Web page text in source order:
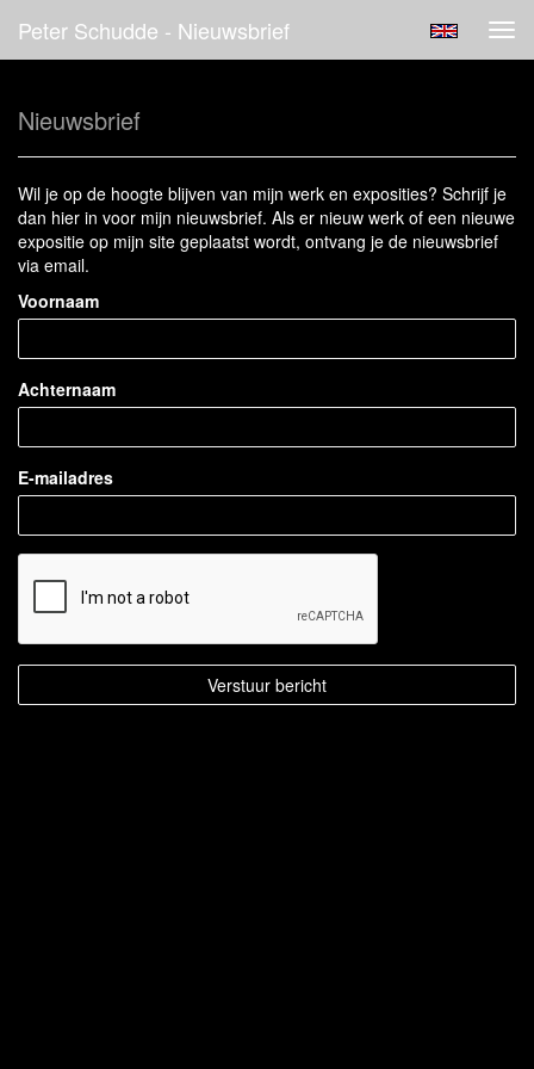
Peter Schudde - Nieuwsbrief
Nieuwsbrief
Wil je op de hoogte blijven van mijn werk en exposities? Schrijf je
dan hier in voor mijn nieuwsbrief. Als er nieuw werk of een nieuwe
expositie op mijn site geplaatst wordt, ontvang je de nieuwsbrief
via email.
Voornaam
Achternaam
E-mailadres